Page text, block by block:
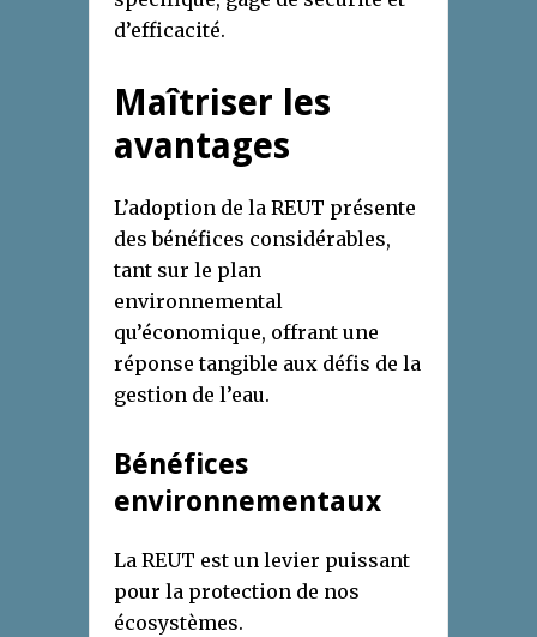
d’efficacité.
Maîtriser les
avantages
L’adoption de la REUT présente
des bénéfices considérables,
tant sur le plan
environnemental
qu’économique, offrant une
réponse tangible aux défis de la
gestion de l’eau.
Bénéfices
environnementaux
La REUT est un levier puissant
pour la protection de nos
écosystèmes.